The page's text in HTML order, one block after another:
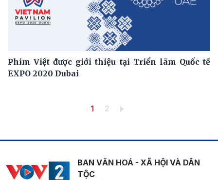
Phim Việt được giới thiệu tại Triển lãm Quốc tế
EXPO 2020 Dubai
Trang hiện thời
1 Trang
2
BAN VĂN HOÁ - XÃ HỘI VÀ DÂN
TỘC